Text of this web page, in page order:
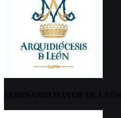
SEMINARIO MAYOR DE LEÓN